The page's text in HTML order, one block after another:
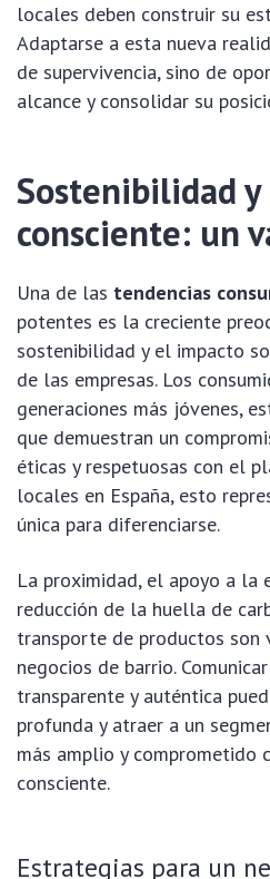
locales deben construir su
Adaptarse a esta nueva
de supervivencia, sino de
alcance y consolidar su
Sostenibilidad y
consciente: un
Una de las tendencias
potentes es la creciente
sostenibilidad y el impacto
de las empresas. Los
generaciones más jóvenes,
que demuestran un
éticas y respetuosas con el
locales en España, esto
única para diferenciarse.
La proximidad, el apoyo a la
reducción de la huella de
transporte de productos son
negocios de barrio.
transparente y auténtica
profunda y atraer a un
más amplio y comprometido
consciente.
Estrategias para un